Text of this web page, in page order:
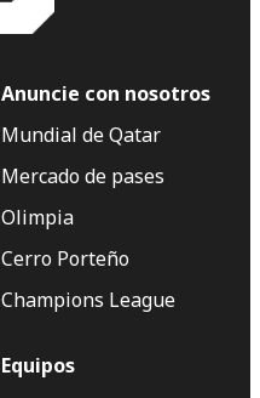
Anuncie con nosotros
Mundial de Qatar
Mercado de pases
Olimpia
Cerro Porteño
Champions League
Equipos